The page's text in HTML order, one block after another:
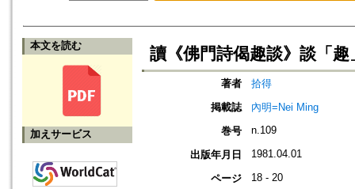
本文を読む
加えサービス
讀《佛門詩偈趣談》談「趣
著者
拾得
掲載誌
內明=Nei Ming
巻号
n.109
出版年月日 1981.04.01
ページ 18 - 20